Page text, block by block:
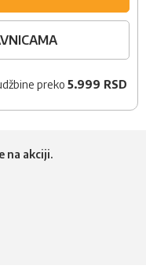
preko 5.999 RSD
na akciji.